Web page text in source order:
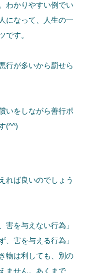
わかりやすい例でい
になって、人生の一
です。
行が多いから罰せら
いをしながら善行ポ
(^^)
れば良いのでしょう
害を与えない行為」
、害を与える行為」
物は利しても、別の
ません。あくまで